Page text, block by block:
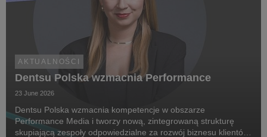
AKTUALNOŚCI
Dentsu Polska wzmacnia Performance
23 June 2026
Dentsu Polska wzmacnia kompetencje w obszarze
Performance Media i tworzy nową, zintegrowaną strukturę
skupiającą zespoły odpowiedzialne za rozwój biznesu klientów